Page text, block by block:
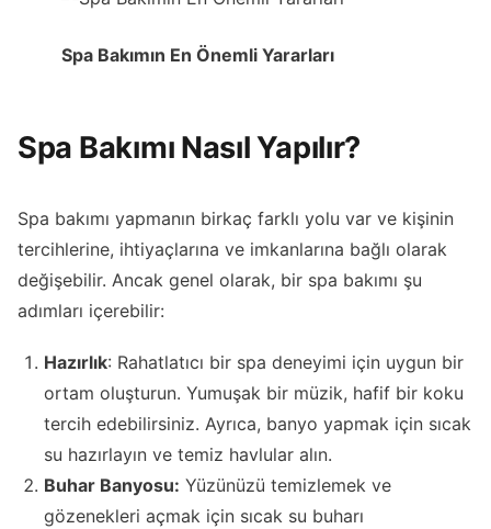
Spa Bakımın En Önemli Yararları
Spa Bakımı Nasıl Yapılır?
Spa bakımı yapmanın birkaç farklı yolu var ve kişinin
tercihlerine, ihtiyaçlarına ve imkanlarına bağlı olarak
değişebilir. Ancak genel olarak, bir spa bakımı şu
adımları içerebilir:
Hazırlık: Rahatlatıcı bir spa deneyimi için uygun bir
ortam oluşturun. Yumuşak bir müzik, hafif bir koku
tercih edebilirsiniz. Ayrıca, banyo yapmak için sıcak
su hazırlayın ve temiz havlular alın.
Buhar Banyosu: Yüzünüzü temizlemek ve
gözenekleri açmak için sıcak su buharı